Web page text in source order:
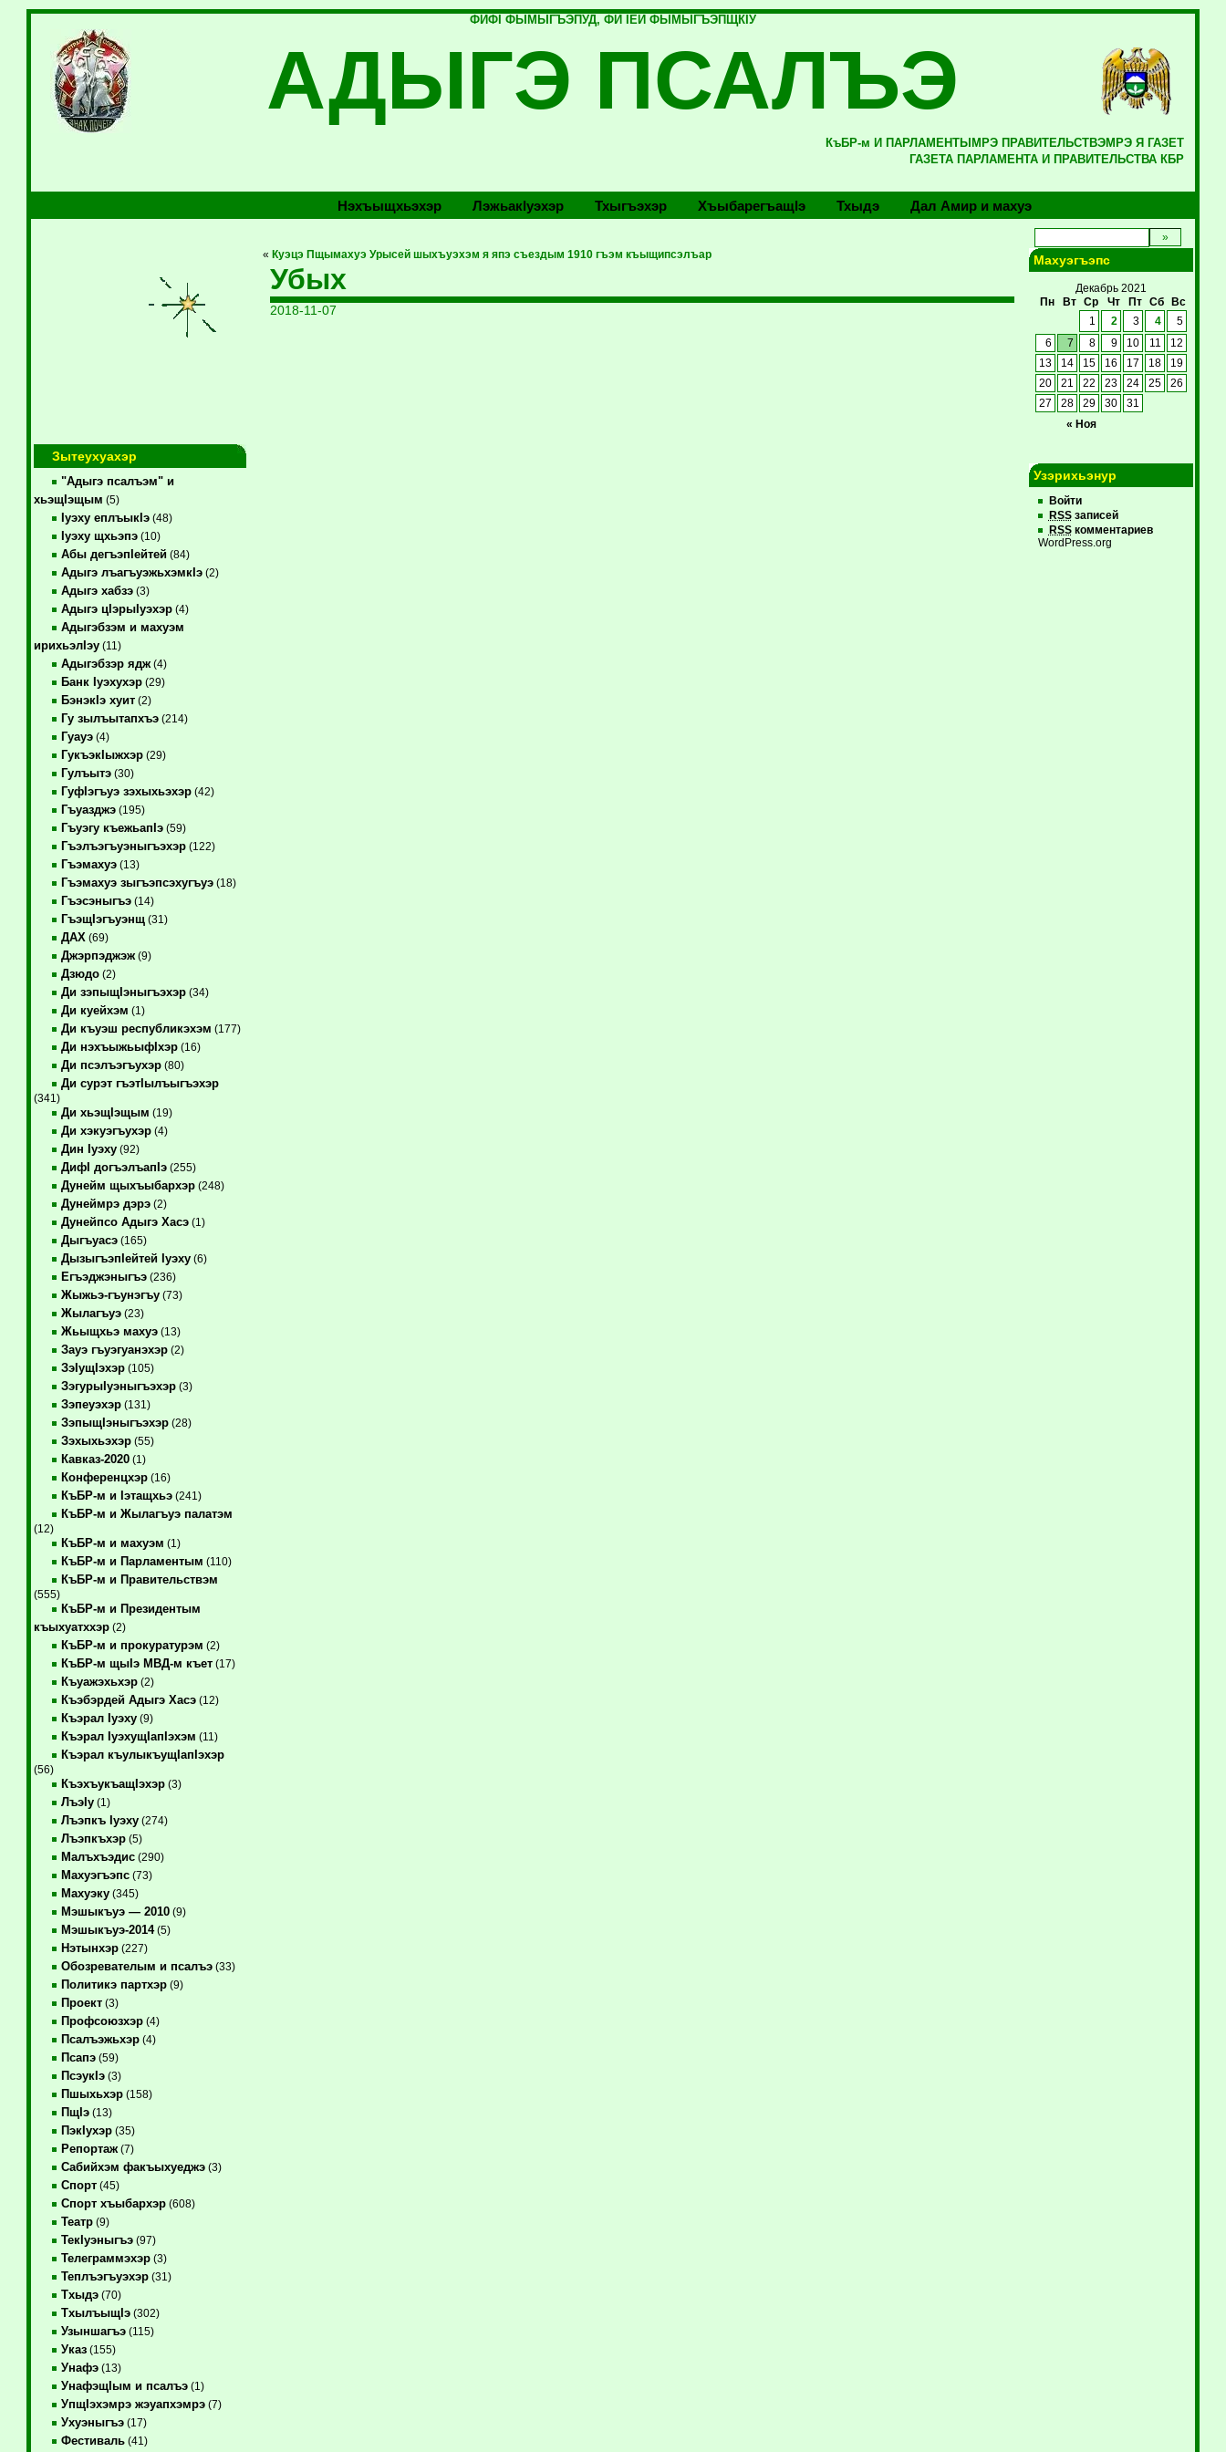
ФИФI ФЫМЫГЪЭПУД, ФИ IЕЙ ФЫМЫГЪЭПЩКIУ
АДЫГЭ ПСАЛЪЭ
КъБР-м И ПАРЛАМЕНТЫМРЭ ПРАВИТЕЛЬСТВЭМРЭ Я ГАЗЕТ
ГАЗЕТА ПАРЛАМЕНТА И ПРАВИТЕЛЬСТВА КБР
Нэхъыщхьэхэр Лэжьакlуэхэр Тхыгъэхэр Хъыбарегъащlэ Тхыдэ Дал Амир и махуэ
Зытеухуахэр
"Адыгэ псалъэм" и
хьэщIэщым (5)
Iуэху еплъыкIэ(48)
Iуэху щхьэпэ(10)
Абы дегъэпIейтей(84)
Адыгэ лъагъуэжьхэмкIэ(2)
Адыгэ хабзэ(3)
Адыгэ цIэрыIуэхэр(4)
Адыгэбзэм и махуэм
ирихьэлIэу(11)
Адыгэбзэр ядж(4)
Банк Iуэхухэр(29)
БэнэкIэ хуит(2)
Гу зылъытапхъэ(214)
Гуауэ(4)
ГукъэкIыжхэр(29)
Гулъытэ(30)
ГуфIэгъуэ зэхыхьэхэр(42)
Гъуазджэ(195)
Гъуэгу къежьапIэ(59)
Гъэлъэгъуэныгъэхэр(122)
Гъэмахуэ(13)
Гъэмахуэ зыгъэпсэхугъуэ(18)
Гъэсэныгъэ(14)
ГъэщIэгъуэнщ(31)
ДАХ (69)
Джэрпэджэж(9)
Дзюдо(2)
Ди зэпыщIэныгъэхэр(34)
Ди куейхэм (1)
Ди къуэш республикэхэм (177)
Ди нэхъыжьыфIхэр(16)
Ди псэлъэгъухэр(80)
Ди сурэт гъэтIылъыгъэхэр
(341)
Ди хьэщIэщым (19)
Ди хэкуэгъухэр(4)
Дин Iуэху(92)
ДифI догъэлъапIэ(255)
Дунейм щыхъыбархэр(248)
Дунеймрэ дэрэ(2)
Дунейпсо Адыгэ Хасэ(1)
Дыгъуасэ(165)
ДызыгъэпIейтей Iуэху(6)
Егъэджэныгъэ(236)
Жыжьэ-гъунэгъу(73)
Жылагъуэ(23)
Жьыщхьэ махуэ(13)
Зауэ гъуэгуанэхэр(2)
ЗэIущIэхэр(105)
ЗэгурыIуэныгъэхэр(3)
Зэпеуэхэр(131)
ЗэпыщIэныгъэхэр(28)
Зэхыхьэхэр(55)
Кавказ-2020(1)
Конференцхэр(16)
КъБР-м и Iэтащхьэ(241)
КъБР-м и Жылагъуэ палатэм
(12)
КъБР-м и махуэм (1)
КъБР-м и Парламентым (110)
КъБР-м и Правительствэм
(555)
КъБР-м и Президентым
къыхуатххэр(2)
КъБР-м и прокуратурэм (2)
КъБР-м щыIэ МВД-м къет(17)
Къуажэхьхэр(2)
Къэбэрдей Адыгэ Хасэ(12)
Къэрал Iуэху(9)
Къэрал IуэхущIапIэхэм (11)
Къэрал къулыкъущIапIэхэр
(56)
КъэхъукъащIэхэр(3)
ЛъэIу(1)
Лъэпкъ Iуэху(274)
Лъэпкъхэр(5)
Малъхъэдис(290)
Махуэгъэпс(73)
Махуэку(345)
Мэшыкъуэ — 2010(9)
Мэшыкъуэ-2014(5)
Нэтынхэр(227)
Обозревателым и псалъэ(33)
Политикэ партхэр(9)
Проект(3)
Профсоюзхэр(4)
Псалъэжьхэр(4)
Псапэ(59)
ПсэукIэ(3)
Пшыхьхэр(158)
ПщIэ(13)
ПэкIухэр(35)
Репортаж(7)
Сабийхэм факъыхуеджэ(3)
Спорт(45)
Спорт хъыбархэр(608)
Театр(9)
ТекIуэныгъэ(97)
Телеграммэхэр(3)
Теплъэгъуэхэр(31)
Тхыдэ(70)
ТхылъыщIэ(302)
Узыншагъэ(115)
Указ(155)
Унафэ(13)
УнафэщIым и псалъэ(1)
УпщIэхэмрэ жэуапхэмрэ(7)
Ухуэныгъэ(17)
Фестиваль(41)
« Куэцэ Пщымахуэ Урысей шыхъуэхэм я япэ съездым 1910 гъэм къыщипсэлъар
Убых
2018-11-07
Махуэгъэпс
Декабрь 2021
Пн
Вт Ср Чт Пт Сб Вс
« Ноя
1 2 3 4
5
6
7 8 9 10 11
12
13
14 15 16 17 18
19
20
21 22 23 24 25
26
27
28 29 30 31
Узэрихьэнур
Войти
RSSзаписей
RSSкомментариев
WordPress.org